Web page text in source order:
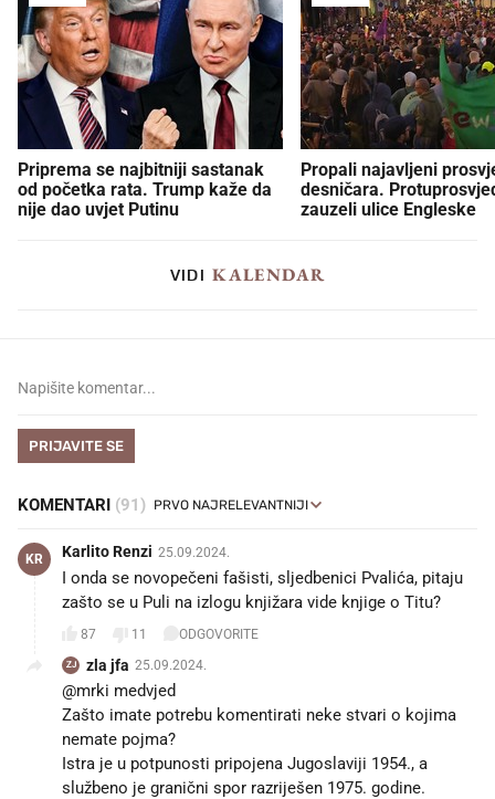
Priprema se najbitniji sastanak
od početka rata. Trump kaže da
nije dao uvjet Putinu
Propali najavljeni
desničara.
zauzeli ulice Engleske
VIDI KALENDAR
PRIJAVITE SE
KOMENTARI (91)
KR Karlito Renzi 25.09.2024.
I onda se novopečeni fašisti, sljedbenici Pvalića, pitaju
zašto se u Puli na izlogu knjižara vide knjige o Titu?
87 11 ODGOVORITE
ZJ zla jfa 25.09.2024.
@mrki medvjed
Zašto imate potrebu komentirati neke stvari o kojima
nemate pojma?
Istra je u potpunosti pripojena Jugoslaviji 1954., a
službeno je granični spor razriješen 1975. godine.